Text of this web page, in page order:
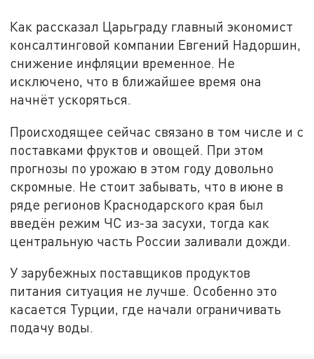
Как рассказал Царьграду главный экономист
консалтинговой компании Евгений Надоршин,
снижение инфляции временное. Не
исключено, что в ближайшее время она
начнёт ускоряться.
Происходящее сейчас связано в том числе и с
поставками фруктов и овощей. При этом
прогнозы по урожаю в этом году довольно
скромные. Не стоит забывать, что в июне в
ряде регионов Краснодарского края был
введён режим ЧС из-за засухи, тогда как
центральную часть России заливали дожди.
У зарубежных поставщиков продуктов
питания ситуация не лучше. Особенно это
касается Турции, где начали ограничивать
подачу воды.